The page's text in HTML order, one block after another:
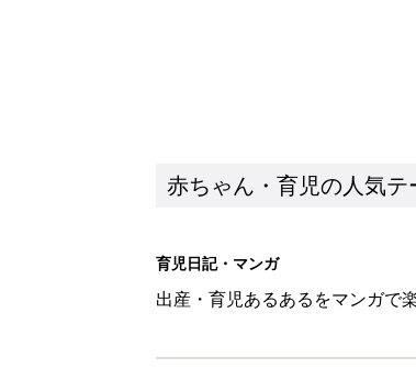
赤ちゃん・育児の人気テ
育児日記・マンガ
出産・育児あるあるをマンガで